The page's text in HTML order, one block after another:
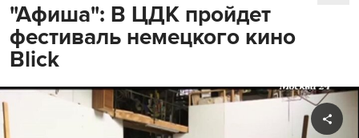
"Афиша": В ЦДК пройдет
фестиваль немецкого кино
Blick